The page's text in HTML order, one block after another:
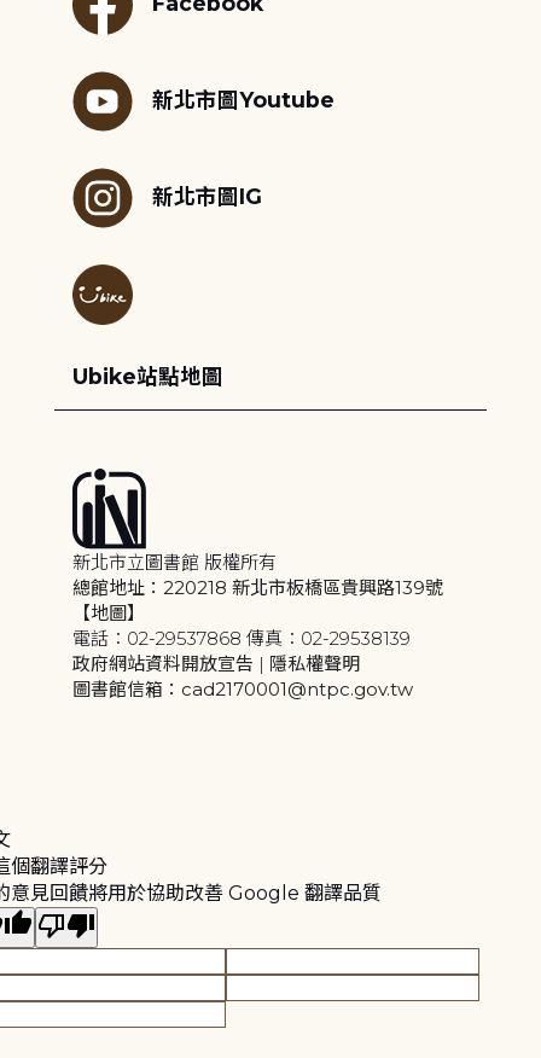
新北市圖Youtube
新北市圖IG
Ubike站點地圖
新北市立圖書館 版權所有
總館地址：220218 新北市板橋區貴興路139號
【地圖】
電話：02-29537868 傳真：02-29538139
政府網站資料開放宣告 | 隱私權聲明
圖書館信箱：cad2170001@ntpc.gov.tw
個翻譯評分
意見回饋將用於協助改善 Google 翻譯品質